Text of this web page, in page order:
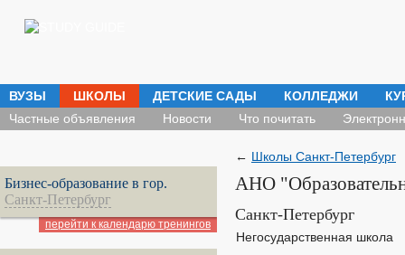
ВУЗЫ ШКОЛЫ ДЕТСКИЕ САДЫ КОЛЛЕДЖИ
Частные объявления
Новости Что почитать
← Школы Санкт-Петербург
АНО
Санкт-Петербург
Негосударственная школа
Бизнес-образование в гор.
Санкт-Петербург
перейти к календарю тренингов